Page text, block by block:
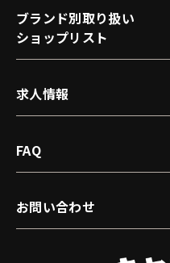
ブランド別取り扱い
ショップリスト
求人情報
FAQ
お問い合わせ